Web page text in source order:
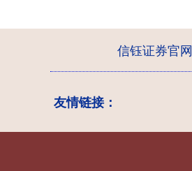
信钰证券官网
友情链接：